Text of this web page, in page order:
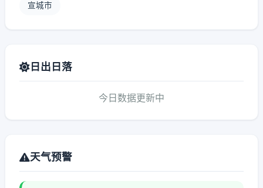
宣城市
日出日落
今日数据更新中
天气预警